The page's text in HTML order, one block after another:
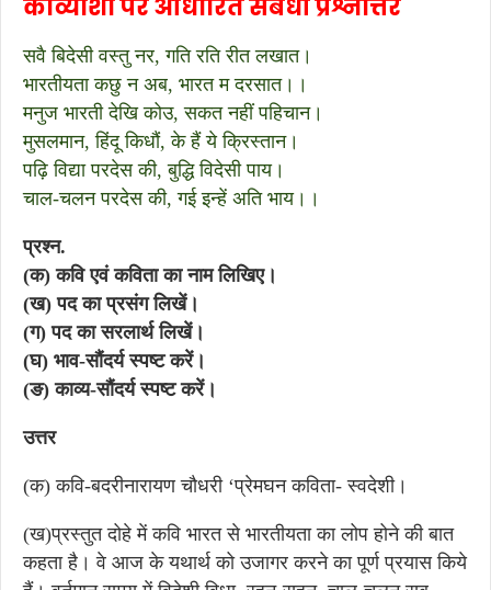
काव्यांशों पर आधारित संबंधी प्रश्नोत्तर
सवै बिदेसी वस्तु नर, गति रति रीत लखात।
भारतीयता कछु न अब, भारत म दरसात।।
मनुज भारती देखि कोउ, सकत नहीं पहिचान।
मुसलमान, हिंदू किधौं, के हैं ये क्रिस्तान।
पढ़ि विद्या परदेस की, बुद्धि विदेसी पाय।
चाल-चलन परदेस की, गई इन्हें अति भाय।।
प्रश्न.
(क) कवि एवं कविता का नाम लिखिए।
(ख) पद का प्रसंग लिखें।
(ग) पद का सरलार्थ लिखें।
(घ) भाव-सौंदर्य स्पष्ट करें।
(ङ) काव्य-सौंदर्य स्पष्ट करें।
उत्तर
(क) कवि-बदरीनारायण चौधरी ‘प्रेमघन कविता- स्वदेशी।
(ख)प्रस्तुत दोहे में कवि भारत से भारतीयता का लोप होने की बात
कहता है। वे आज के यथार्थ को उजागर करने का पूर्ण प्रयास किये